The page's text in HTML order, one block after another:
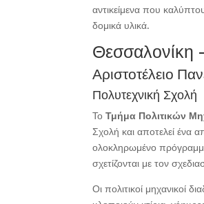
αντικείμενα που
δομικά υλικά.
Θεσσαλονίκη
Αριστοτέλειο
Πολυτεχνική Σχολή
ΤοΤμήμα Πολιτικών
Σχολή και αποτελεί ένα
ολοκληρωμένο
σχετίζονται με τον
Οι πολιτικοί μηχανικοί